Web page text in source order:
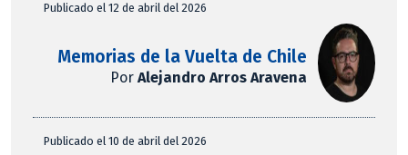
Publicado el 12 de abril del 2026
Memorias de la Vuelta de Chile
PorAlejandro Arros Aravena
Publicado el 10 de abril del 2026